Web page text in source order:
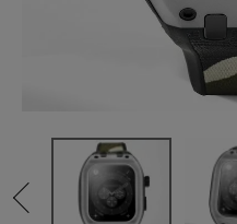
ABOUT
SHOP LIST